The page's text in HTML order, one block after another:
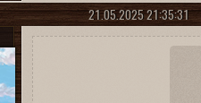
21.05.2025 21:35:31